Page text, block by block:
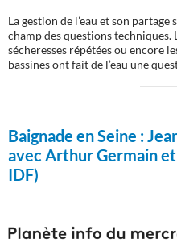
La gestion de l’eau et son
champ des questions techniques.
sécheresses répétées ou encore
bassines ont fait de l’eau une
Baignade en Seine :
avec Arthur Germain
IDF)